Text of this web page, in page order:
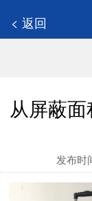
< 返回
从屏蔽
发布时